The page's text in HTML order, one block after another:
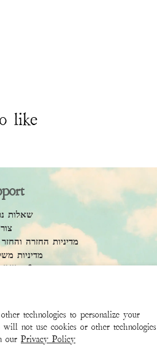
technologies to personalize your
not use cookies or other technologies
our Privacy Policy
like
שאלות
מדיניות החזרה
מדיניות
Statement